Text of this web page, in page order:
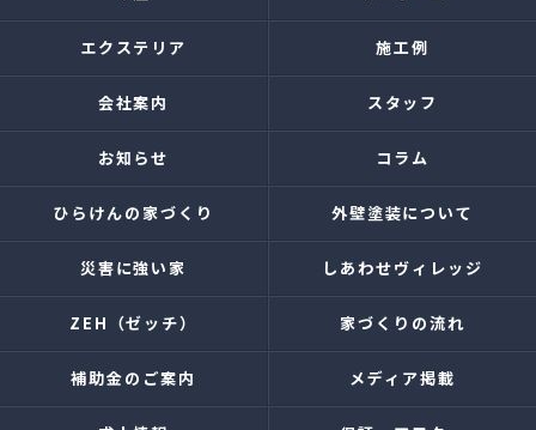
エクステリア 施工例
会社案内 スタッフ
お知らせ コラム
ひらけんの家づくり 外壁塗装について
災害に強い家 しあわせヴィレッジ
ZEH（ゼッチ） 家づくりの流れ
補助金のご案内 メディア掲載